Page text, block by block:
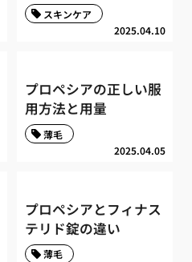
2025.04.10
スキンケア
プロペシアの正しい服
用方法と用量
2025.04.05
薄毛
プロペシアとフィナス
テリド錠の違い
薄毛